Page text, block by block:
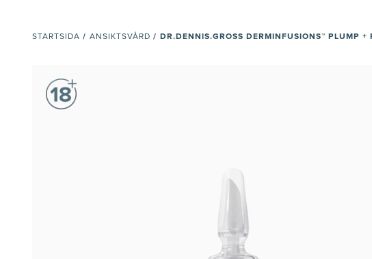
STARTSIDA / ANSIKTSVÅRD / DR.DENNIS.GROSS DERMINFUSIONS™ PLUMP +